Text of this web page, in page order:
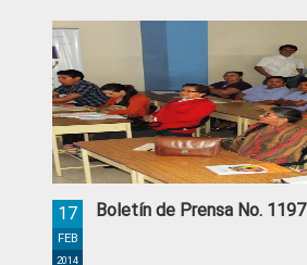
Boletín de Prensa No. 1197
17
FEB
2014